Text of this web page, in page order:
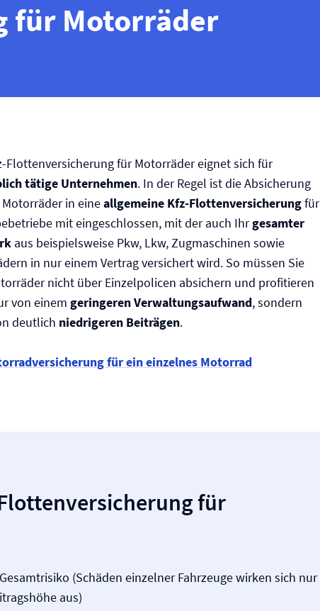
für Motorräder
Flotten­versicherung für Motorräder eignet sich für
tätige Unternehmen. In der Regel ist die Absicherung
in eineallgemeine Kfz-Flotten­versicherungfür
mit eingeschlossen, mit der auch Ihrgesamter
aus beispielsweise Pkw, Lkw, Zugmaschinen sowie
in nur einem Vertrag versichert wird. So müssen Sie
nicht über Einzelpolicen absichern und profitieren
von einem geringeren Verwaltungsaufwand, sondern
deutlich niedrigeren Beiträgen.
für ein einzelnes Motorrad
für
(Schäden einzelner Fahrzeuge wirken sich nur
aus)